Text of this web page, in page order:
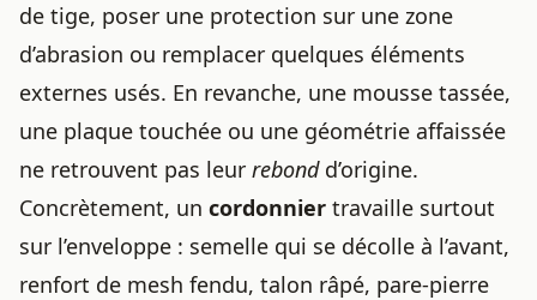
de tige, poser une protection sur une zone
d’abrasion ou remplacer quelques éléments
externes usés. En revanche, une mousse tassée,
une plaque touchée ou une géométrie affaissée
ne retrouvent pas leur rebondd’origine.
Concrètement, un cordonnier travaille surtout
sur l’enveloppe : semelle qui se décolle à l’avant,
renfort de mesh fendu, talon râpé, pare-pierre